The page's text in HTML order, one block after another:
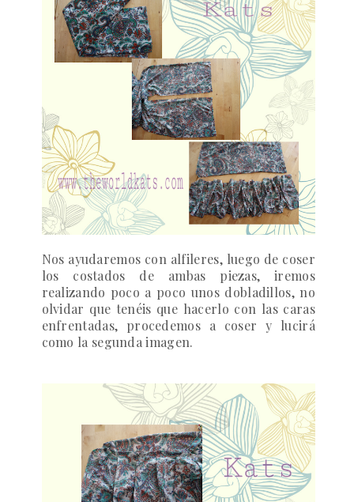
Nos ayudaremos con alfileres, luego de coser
los costados de ambas piezas, iremos
realizando poco a poco unos dobladillos, no
olvidar que tenéis que hacerlo con las caras
enfrentadas, procedemos a coser y lucirá
como la segunda imagen.